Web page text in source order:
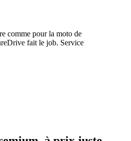
comme pour la moto de
fait le job. Service